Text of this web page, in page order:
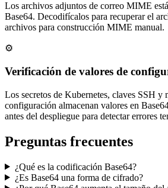
Los archivos adjuntos de correo MIME
Base64. Decodifícalos para recuperar el
archivos para construcción MIME manual.
⚙️
Verificación de valores de
Los secretos de Kubernetes, claves SSH y
configuración almacenan valores en
antes del despliegue para detectar errores
Preguntas frecuentes
¿Qué es la codificación Base64?
¿Es Base64 una forma de cifrado?